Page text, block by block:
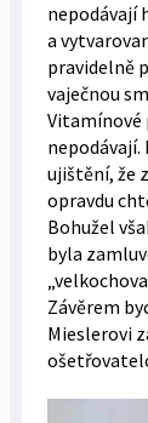
nepodávají
a
pravidelně
vaječnou
Vitamínové
nepodávají.
ujištění, že
opravdu
Bohužel
byla
Závěrem
Mieslerovi